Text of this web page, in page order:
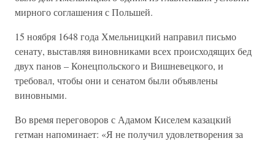
мирного соглашения с Польшей.
15 ноября 1648 года Хмельницкий направил письмо
сенату, выставляя виновниками всех происходящих бед
двух панов – Конецпольского и Вишневецкого, и
требовал, чтобы они и сенатом были объявлены
виновными.
Во время переговоров с Адамом Киселем казацкий
гетман напоминает: «Я не получил удовлетворения за